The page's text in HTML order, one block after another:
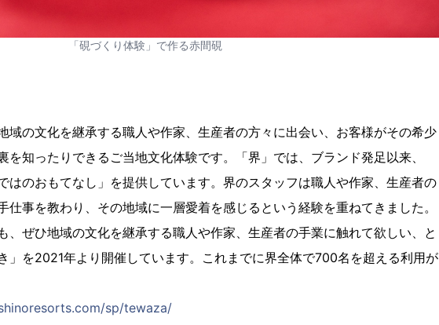
「硯づくり体験」で作る赤間硯
域の文化を継承する職人や作家、生産者の方々に出会い、お客様がその希少
を知ったりできるご当地文化体験です。「界」では、ブランド発足以来、
はのおもてなし」を提供しています。界のスタッフは職人や作家、生産者の
仕事を教わり、その地域に一層愛着を感じるという経験を重ねてきました。
、ぜひ地域の文化を継承する職人や作家、生産者の手業に触れて欲しい、と
」を2021年より開催しています。これまでに界全体で700名を超える利用が
sp/tewaza/